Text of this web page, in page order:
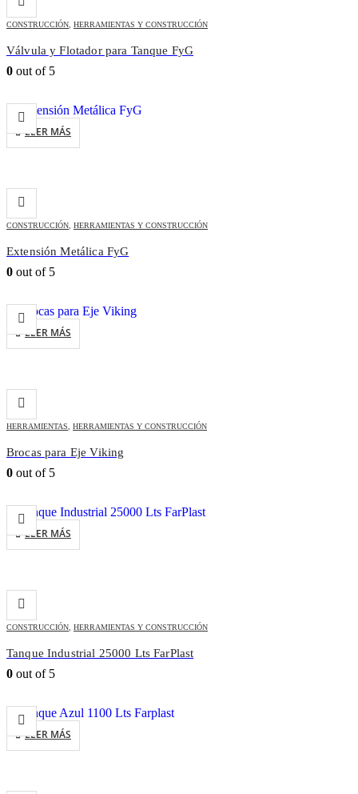
CONSTRUCCIÓN HERRAMIENTAS Y CONSTRUCCIÓN
Válvula y Flotador para Tanque FyG
0 out of 5
LEER MÁS
CONSTRUCCIÓN HERRAMIENTAS Y CONSTRUCCIÓN
Extensión Metálica FyG
0 out of 5
LEER MÁS
HERRAMIENTAS HERRAMIENTAS Y CONSTRUCCIÓN
Brocas para Eje Viking
0 out of 5
LEER MÁS
CONSTRUCCIÓN HERRAMIENTAS Y CONSTRUCCIÓN
Tanque Industrial 25000 Lts FarPlast
0 out of 5
LEER MÁS